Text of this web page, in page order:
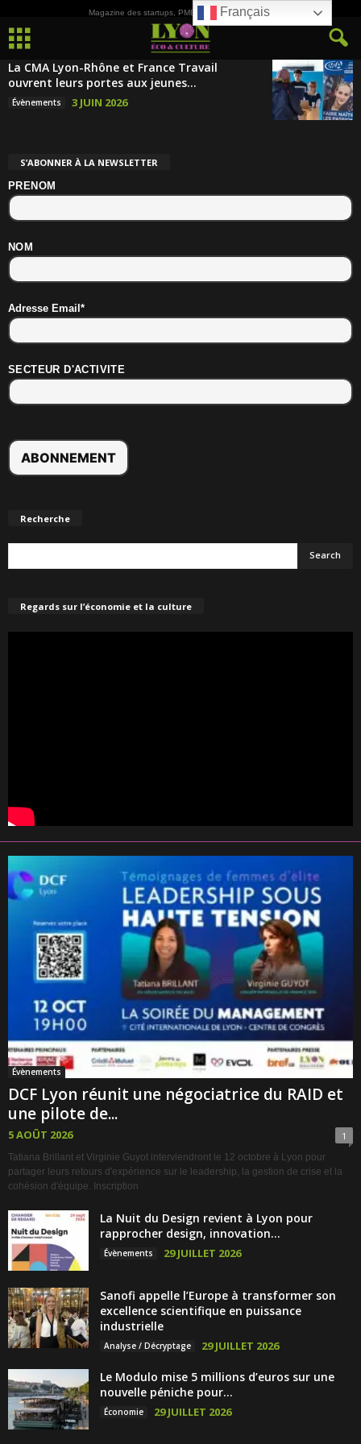
Magazine des startups, PME, ETI et de la Culture
La CMA Lyon-Rhône et France Travail
ouvrent leurs portes aux jeunes...
Évènements 3 JUIN 2026
S’ABONNER À LA NEWSLETTER
PRENOM
NOM
Adresse Email*
SECTEUR D'ACTIVITE
Recherche
Regards sur l’économie et la culture
Évènements
DCF Lyon réunit une négociatrice du RAID et
une pilote de...
5 AOÛT 2026 1
Tatiana Brillant et Virginie Guyot interviendront le 12 octobre à Lyon pour
partager leurs retours d'expérience sur le leadership, la gestion de crise et la
cohésion d'équipe. Inscription
La Nuit du Design revient à Lyon pour
rapprocher design, innovation...
Évènements 29 JUILLET 2026
Sanofi appelle l’Europe à transformer son
excellence scientifique en puissance
industrielle
Analyse / Décryptage 29 JUILLET 2026
Le Modulo mise 5 millions d’euros sur une
nouvelle péniche pour...
Économie 29 JUILLET 2026
Français